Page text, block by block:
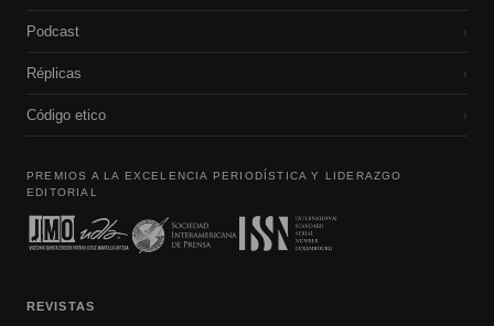
Podcast ›
Réplicas ›
Código etico ›
PREMIOS A LA EXCELENCIA PERIODÍSTICA Y LIDERAZGO
EDITORIAL
REVISTAS